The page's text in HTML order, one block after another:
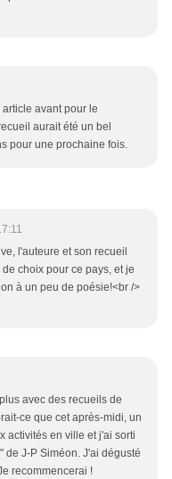
avant pour le
aurait été un bel
pour une prochaine fois.
l'auteure et son recueil
choix pour ce pays, et je
à un peu de poésie!<br />
avec des recueils de
ce que cet après-midi, un
activités en ville et j'ai sorti
de J-P Siméon. J'ai dégusté
recommencerai !